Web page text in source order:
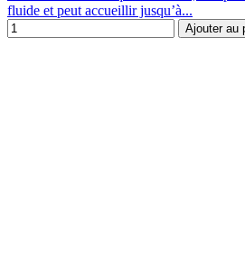
fluide et peut accueillir jusqu’à...
Ajouter au